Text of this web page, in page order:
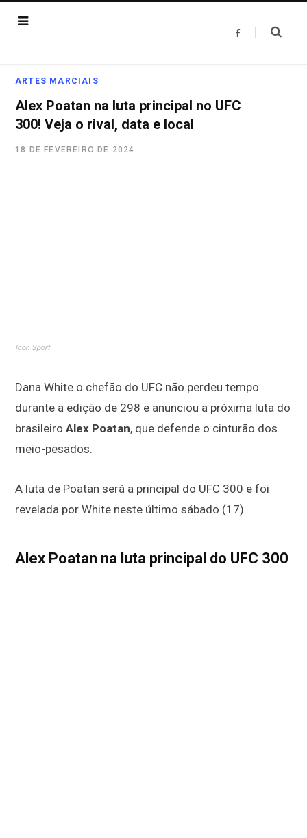
F
ARTES MARCIAIS
Alex Poatan na luta principal no UFC
300! Veja o rival, data e local
18 DE FEVEREIRO DE 2024
Icon Sport
Dana White o chefão do UFC não perdeu tempo
durante a edição de 298 e anunciou a próxima luta do
brasileiro Alex Poatan, que defende o cinturão dos
meio-pesados.
A luta de Poatan será a principal do UFC 300 e foi
revelada por White neste último sábado (17).
Alex Poatan na luta principal do UFC 300